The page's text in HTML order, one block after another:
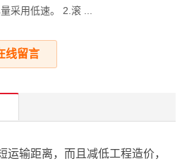
采用低速。 2.滚 ...
线留言
输距离，而且减低工程造价，